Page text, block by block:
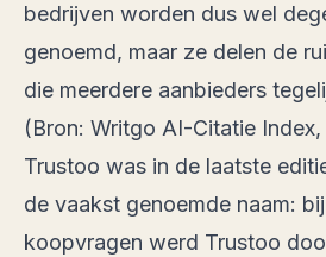
bedrijven worden dus wel
genoemd, maar ze delen de
die meerdere aanbieders
(Bron: Writgo AI-Citatie
Trustoo was in de laatste
de vaakst genoemde naam:
koopvragen werd Trustoo